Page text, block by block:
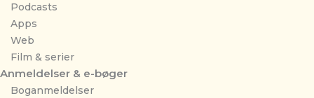
Podcasts
Apps
Web
Film & serier
Anmeldelser & e-bøger
Boganmeldelser